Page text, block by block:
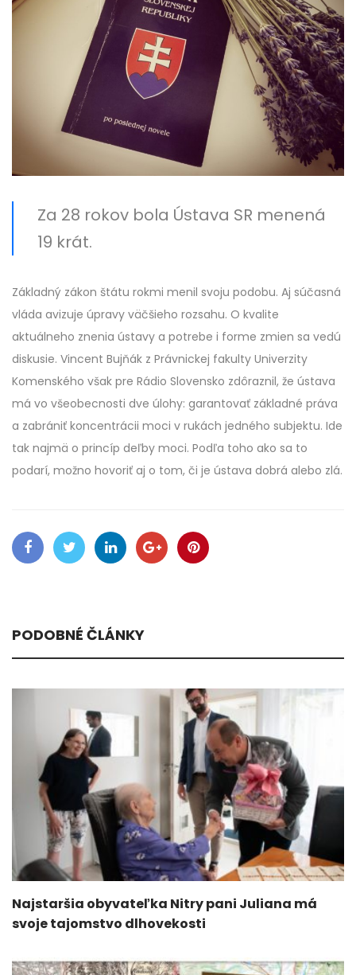
Za 28 rokov bola Ústava SR menená
19 krát.
Základný zákon štátu rokmi menil svoju podobu. Aj súčasná
vláda avizuje úpravy väčšieho rozsahu. O kvalite
aktuálneho znenia ústavy a potrebe i forme zmien sa vedú
diskusie. Vincent Bujňák z Právnickej fakulty Univerzity
Komenského však pre Rádio Slovensko zdôraznil, že ústava
má vo všeobecnosti dve úlohy: garantovať základné práva
a zabrániť koncentrácii moci v rukách jedného subjektu. Ide
tak najmä o princíp deľby moci. Podľa toho ako sa to
podarí, možno hovoriť aj o tom, či je ústava dobrá alebo zlá.
PODOBNÉ ČLÁNKY
Najstaršia obyvateľka Nitry pani Juliana má
svoje tajomstvo dlhovekosti